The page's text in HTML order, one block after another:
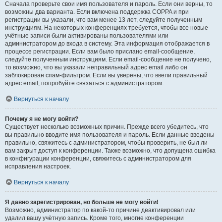
Сначала проверьте свои имя пользователя и пароль. Если они верны, то
возможны два варианта. Если включена поддержка COPPA и при
регистрации вы указали, что вам менее 13 лет, следуйте полученным
инструкциям. На некоторых конференциях требуется, чтобы все новые
учётные записи были активированы пользователями или
администратором до входа в систему. Эта информация отображается в
процессе регистрации. Если вам было прислано email-сообщение,
следуйте полученным инструкциям. Если email-сообщение не получено,
то возможно, что вы указали неправильный адрес email либо он
заблокирован спам-фильтром. Если вы уверены, что ввели правильный
адрес email, попробуйте связаться с администратором.
Вернуться к началу
Почему я не могу войти?
Существует несколько возможных причин. Прежде всего убедитесь, что
вы правильно вводите имя пользователя и пароль. Если данные введены
правильно, свяжитесь с администратором, чтобы проверить, не был ли
вам закрыт доступ к конференции. Также возможно, что допущена ошибка
в конфигурации конференции, свяжитесь с администратором для
исправления настроек.
Вернуться к началу
Я давно зарегистрирован, но больше не могу войти!
Возможно, администратор по какой-то причине деактивировал или
удалил вашу учётную запись. Кроме того, многие конференции